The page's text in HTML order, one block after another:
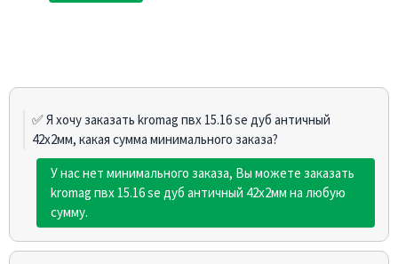
✅ Я хочу заказать kromag пвх 15.16 sе дуб античный
42х2мм, какая сумма минимального заказа?
У нас нет минимального заказа, Вы можете заказать
kromag пвх 15.16 sе дуб античный 42х2мм на любую
сумму.